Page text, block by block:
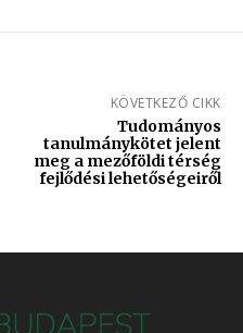
KÖVETKEZŐ CIKK
Tudományos
tanulmánykötet jelent
meg a mezőföldi térség
fejlődési lehetőségeiről